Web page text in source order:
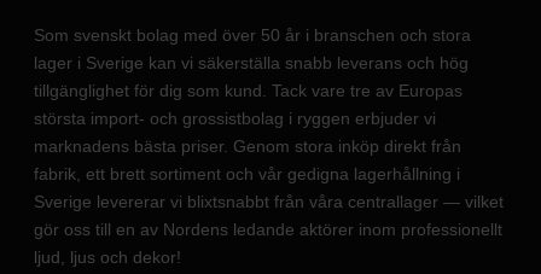
Som svenskt bolag med över 50 år i branschen och stora
lager i Sverige kan vi säkerställa snabb leverans och hög
tillgänglighet för dig som kund. Tack vare tre av Europas
största import- och grossistbolag i ryggen erbjuder vi
marknadens bästa priser. Genom stora inköp direkt från
fabrik, ett brett sortiment och vår gedigna lagerhållning i
Sverige levererar vi blixtsnabbt från våra centrallager — vilket
gör oss till en av Nordens ledande aktörer inom professionellt
ljud, ljus och dekor!